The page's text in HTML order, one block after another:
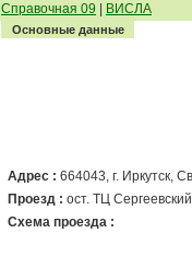
Справочная 09 ВИСЛА
Основные данные
Адрес : 664043, г. Иркутск,
Проезд : ост. ТЦ
Схема проезда :